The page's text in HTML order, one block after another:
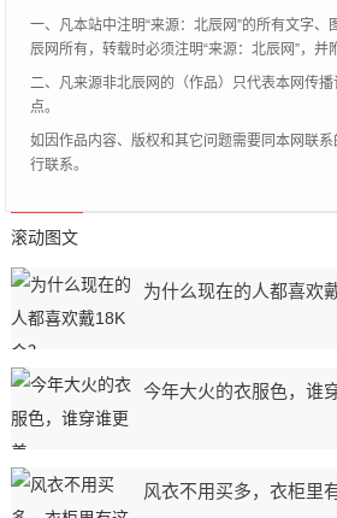
一、凡本站中注明“来源：北辰网”的所有文字
辰网所有，转载时必须注明“来源：北辰网”，并
二、凡来源非北辰网的（作品）只代表本网传
点。
如因作品内容、版权和其它问题需要同本网联
行联系。
滚动图文
为什么现在的人都喜欢
今年大火的衣服色，谁
风衣不用买多，衣柜里